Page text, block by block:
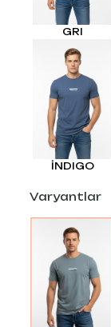
GRI
İNDIGO
Varyantlar